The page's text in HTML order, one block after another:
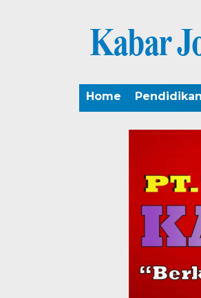
Home Pendidikan